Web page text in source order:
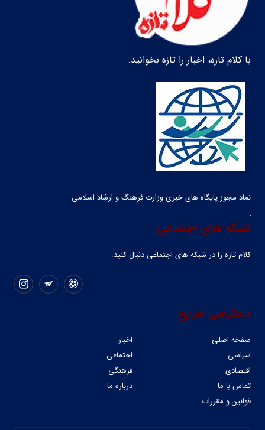
با کلام تازه، اخبار را تازه بخوانید.
نماد مجوز پایگاه های خبری وزارت فرهنگ و ارشاد اسلامی
شبکه های اجتماعی
کلام تازه را در شبکه ‌های اجتماعی دنبال کنید.
دسترسی سریع
صفحه اصلی
اخبار
سیاسی
اجتماعی
اقتصادی
فرهنگی
تماس با ما
درباره ما
قوانین و مقررات